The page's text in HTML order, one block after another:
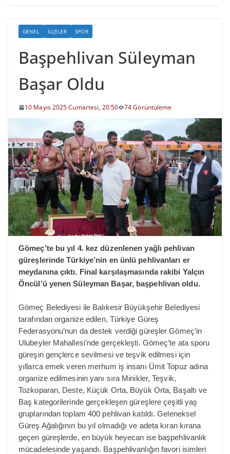
GENEL İLÇELER SPOR
Başpehlivan Süleyman
Başar Oldu
10 Mayıs 2025 Cumartesi, 20:50 74 Görüntüleme
Gömeç’te bu yıl 4. kez düzenlenen yağlı pehlivan
güreşlerinde Türkiye’nin en ünlü pehlivanları er
meydanına çıktı. Final karşılaşmasında rakibi Yalçın
Öncül’ü yenen Süleyman Başar, başpehlivan oldu.
Gömeç Belediyesi ile Balıkesir Büyükşehir Belediyesi
tarafından organize edilen, Türkiye Güreş
Federasyonu’nun da destek verdiği güreşler Gömeç’in
Ulubeyler Mahallesi’nde gerçekleşti. Gömeç’te ata sporu
güreşin gençlerce sevilmesi ve teşvik edilmesi için
yıllarca emek veren merhum iş insanı Ümit Topuz adına
organize edilmesinin yanı sıra Minikler, Teşvik,
Tozkoparan, Deste, Küçük Orta, Büyük Orta, Başaltı ve
Baş kategorilerinde gerçekleşen güreşlere çeşitli yaş
gruplarından toplam 400 pehlivan katıldı. Geleneksel
Güreş Ağalığının bu yıl olmadığı ve adeta kıran kırana
geçen güreşlerde, en büyük heyecan ise başpehlivanlık
mücadelesinde yaşandı. Başpehlivanlığın favori isimleri